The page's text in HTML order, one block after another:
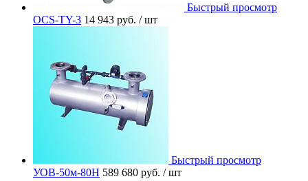
Быстрый просмотр
OCS-TY-3 14 943 руб. / шт
Быстрый просмотр
УОВ-50м-80Н 589 680 руб. / шт